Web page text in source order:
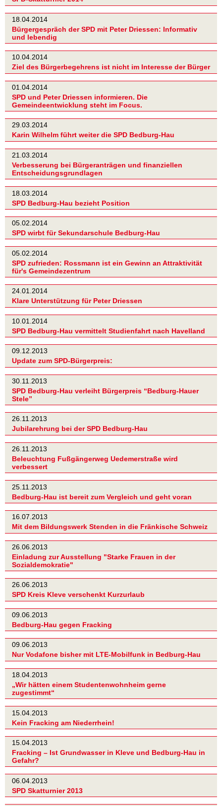
18.04.2014
Bürgergespräch der SPD mit Peter Driessen: Informativ
und lebendig
10.04.2014
Ziel des Bürgerbegehrens ist nicht im Interesse der Bürger
01.04.2014
SPD und Peter Driessen informieren. Die
Gemeindeentwicklung steht im Focus.
29.03.2014
Karin Wilhelm führt weiter die SPD Bedburg-Hau
21.03.2014
Verbesserung bei Bürgeranträgen und finanziellen
Entscheidungsgrundlagen
18.03.2014
SPD Bedburg-Hau bezieht Position
05.02.2014
SPD wirbt für Sekundarschule Bedburg-Hau
05.02.2014
SPD zufrieden: Rossmann ist ein Gewinn an Attraktivität
für's Gemeindezentrum
24.01.2014
Klare Unterstützung für Peter Driessen
10.01.2014
SPD Bedburg-Hau vermittelt Studienfahrt nach Havelland
09.12.2013
Update zum SPD-Bürgerpreis:
30.11.2013
SPD Bedburg-Hau verleiht Bürgerpreis “Bedburg-Hauer
Stele”
26.11.2013
Jubilarehrung bei der SPD Bedburg-Hau
26.11.2013
Beleuchtung Fußgängerweg Uedemerstraße wird
verbessert
25.11.2013
Bedburg-Hau ist bereit zum Vergleich und geht voran
16.07.2013
Mit dem Bildungswerk Stenden in die Fränkische Schweiz
26.06.2013
Einladung zur Ausstellung "Starke Frauen in der
Sozialdemokratie"
26.06.2013
SPD Kreis Kleve verschenkt Kurzurlaub
09.06.2013
Bedburg-Hau gegen Fracking
09.06.2013
Nur Vodafone bisher mit LTE-Mobilfunk in Bedburg-Hau
18.04.2013
„Wir hätten einem Studentenwohnheim gerne
zugestimmt“
15.04.2013
Kein Fracking am Niederrhein!
15.04.2013
Fracking – Ist Grundwasser in Kleve und Bedburg-Hau in
Gefahr?
06.04.2013
SPD Skatturnier 2013